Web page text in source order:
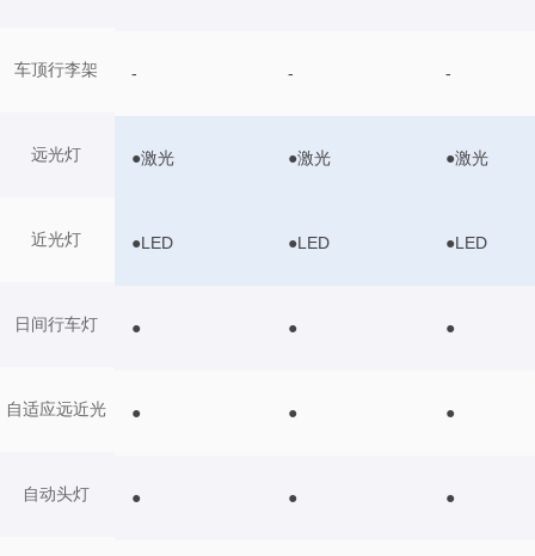
车顶行李架
远光灯
近光灯
日间行车灯
自适应远近光
自动头灯
- - -
●激光 ●激光 ●激光
●LED ●LED ●LED
● ● ●
● ● ●
● ● ●